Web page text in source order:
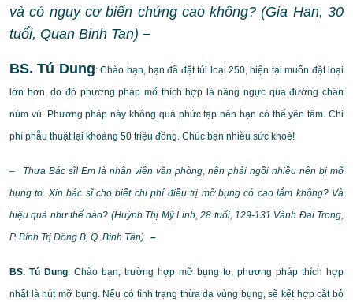
và có nguy cơ biến chứng cao không? (Gia Han, 30
tuổi, Quan Binh Tan) –
BS. Tú Dung: Chào bạn, bạn đã đặt túi loại 250, hiện tại muốn đặt loại
lớn hơn, do đó phương pháp mổ thích hợp là nâng ngực qua đường chân
núm vú. Phương pháp này không quá phức tạp nên bạn có thể yên tâm. Chi
phí phẫu thuật lại khoảng 50 triệu đồng. Chúc bạn nhiều sức khoẻ!
–
Thưa Bác sĩ! Em là nhân viên văn phòng, nên phải ngồi nhiều nên bị mỡ
bụng to. Xin bác sĩ cho biết chi phí điều trị mỡ bụng có cao lắm không? Và
hiệu quả như thế nào? (Huỳnh Thị Mỹ Linh, 28 tuổi, 129-131 Vành Đai Trong,
P. Bình Trị Đông B, Q. Bình Tân) –
BS. Tú Dung: Chào bạn, trường hợp mỡ bụng to, phương pháp thích hợp
nhất là hút mỡ bụng. Nếu có tình trạng thừa da vùng bụng, sẽ kết hợp cắt bỏ